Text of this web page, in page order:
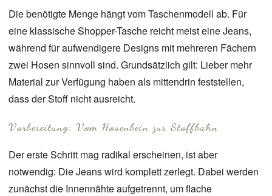
Die benötigte Menge hängt vomTaschenmodell ab. Für
eine klassische Shopper-Tasche reicht meist eine Jeans,
während für aufwendigere Designs mit mehreren Fächern
zwei Hosen sinnvoll sind. Grundsätzlich gilt: Lieber mehr
Material zur Verfügung haben als mittendrin feststellen,
dass der Stoff nicht ausreicht.
Vorbereitung: Vom Hosenbein zur Stoffbahn
Der erste Schritt mag radikal erscheinen, ist aber
notwendig: Die Jeans wird komplett zerlegt. Dabei werden
zunächst die Innennähte aufgetrennt, um flache